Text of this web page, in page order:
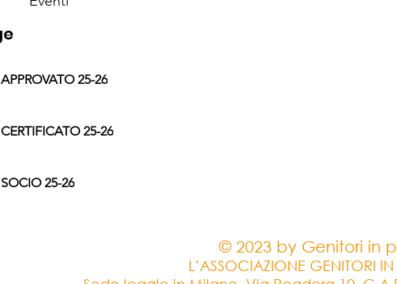
APPROVATO 25-26
CERTIFICATO 25-26
SOCIO 25-26
© 2023 by Genitori in
L’ASSOCIAZIONE GENITORI